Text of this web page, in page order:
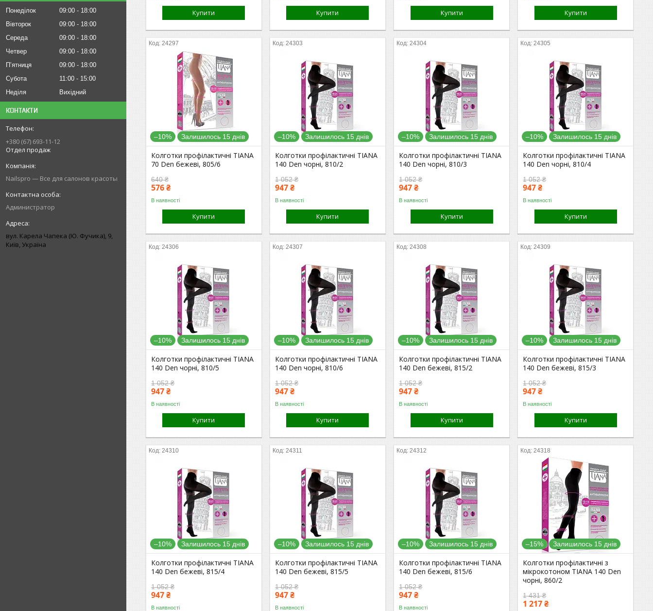
Понеділок 09:00
18:00
Вівторок
09:00
18:00
Середа
09:00
18:00
Четвер
09:00
18:00
Пʼятниця
09:00
18:00
Субота
11:00
15:00
Неділя
Вихідний
КОНТАКТИ
+380 (67) 693-11-12
Отдел продаж
Nailspro — Все для салонов красоты
Администратор
вул. Карела Чапека (Ю. Фучика), 9,
Київ, Україна
Купити Купити Купити Купити
24297
–10% Залишилось 15 днів
Колготки профілактичні TIANA
70 Den бежеві, 805/6
640 ₴
576 ₴
В наявності
Купити
24303
–10% Залишилось 15 днів
Колготки профілактичні TIANA
140 Den чорні, 810/2
1 052 ₴
947 ₴
В наявності
Купити
24304
–10% Залишилось 15 днів
Колготки профілактичні TIANA
140 Den чорні, 810/3
1 052 ₴
947 ₴
В наявності
Купити
24305
–10% Залишилось 15 днів
Колготки профілактичні TIANA
140 Den чорні, 810/4
1 052 ₴
947 ₴
В наявності
Купити
24306
–10% Залишилось 15 днів
Колготки профілактичні TIANA
140 Den чорні, 810/5
1 052 ₴
947 ₴
В наявності
Купити
24307
–10% Залишилось 15 днів
Колготки профілактичні TIANA
140 Den чорні, 810/6
1 052 ₴
947 ₴
В наявності
Купити
24308
–10% Залишилось 15 днів
Колготки профілактичні TIANA
140 Den бежеві, 815/2
1 052 ₴
947 ₴
В наявності
Купити
24309
–10% Залишилось 15 днів
Колготки профілактичні TIANA
140 Den бежеві, 815/3
1 052 ₴
947 ₴
В наявності
Купити
24310
–10% Залишилось 15 днів
Колготки профілактичні TIANA
140 Den бежеві, 815/4
1 052 ₴
947 ₴
В наявності
24311
–10% Залишилось 15 днів
Колготки профілактичні TIANA
140 Den бежеві, 815/5
1 052 ₴
947 ₴
В наявності
24312
–10% Залишилось 15 днів
Колготки профілактичні TIANA
140 Den бежеві, 815/6
1 052 ₴
947 ₴
В наявності
24318
–15% Залишилось 15 днів
Колготки профілактичні з
мікрокотоном TIANA 140 Den
чорні, 860/2
1 431 ₴
1 217 ₴